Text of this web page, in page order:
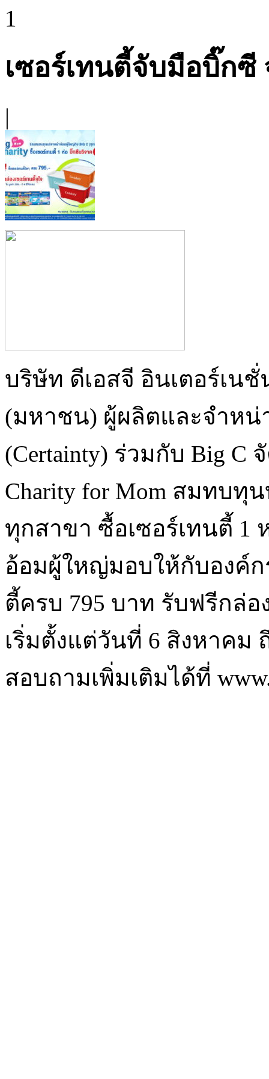
1
เซอร์เทนตี้จับมือบิ๊กซี
|
บริษัท ดีเอสจี อินเตอร์เน
(มหาชน) ผู้ผลิตและจำหน่
(Certainty) ร่วมกับ Big C
Charity for Mom สมทบทุ
ทุกสาขา ซื้อเซอร์เทนตี้ 1
อ้อมผู้ใหญ่มอบให้กับองค์ก
ตี้ครบ 795 บาท รับฟรีกล่อ
เริ่มตั้งแต่วันที่ 6 สิงหาคม
สอบถามเพิ่มเติมได้ที่